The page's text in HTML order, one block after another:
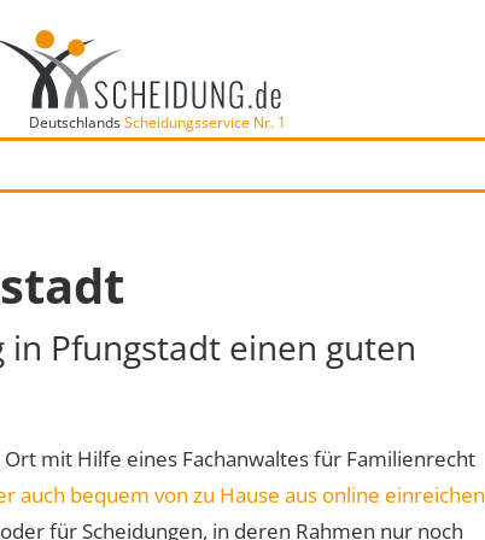
DeutschlandsScheidungsservice Nr. 1
in Pfungstadt einen guten
mit Hilfe eines Fachanwaltes für Familienrecht
auch bequem von zu Hause aus online einreichen
für Scheidungen, in deren Rahmen nur noch